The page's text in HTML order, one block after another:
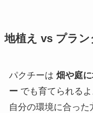
地植え vs プラン
パクチーは 畑や庭に
ー でも育てられる
自分の環境に合った